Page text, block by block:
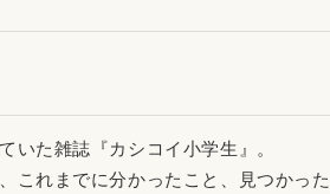
いた雑誌『カシコイ小学生』。
これまでに分かったこと、見つかっ